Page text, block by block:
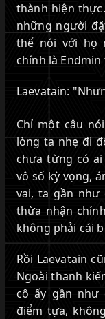
thành hiện
những người
thể nói với họ
chính là
Laevatain:
Chỉ một câu
lòng ta nhẹ đi
chưa từng có
vô số kỳ vọng,
vai, ta gần như
thừa nhận
không phải cái
Rồi Laevatain
Ngoài thanh
cô ấy gần như
điểm tựa,